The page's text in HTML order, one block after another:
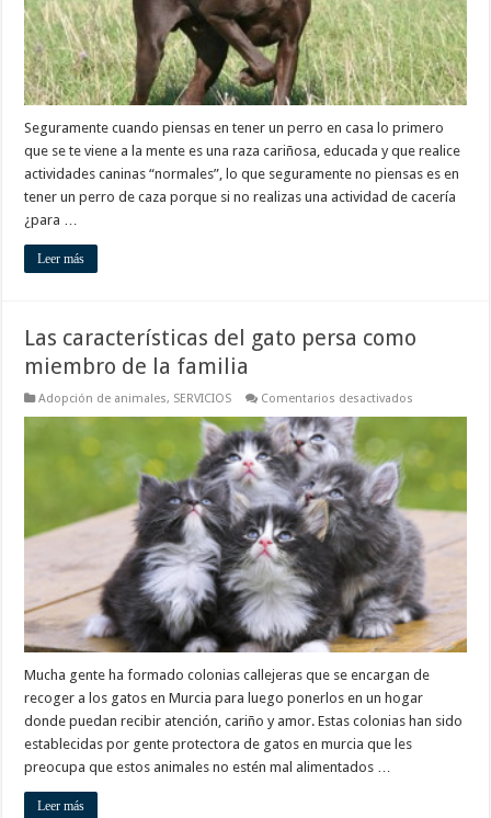
niños
Seguramente cuando piensas en tener un perro en casa lo primero
que se te viene a la mente es una raza cariñosa, educada y que realice
actividades caninas “normales”, lo que seguramente no piensas es en
tener un perro de caza porque si no realizas una actividad de cacería
¿para …
Leer más
Las características del gato persa como
miembro de la familia
Adopción de animales, SERVICIOS Comentarios desactivados
gato
persa
de
la
familia
Mucha gente ha formado colonias callejeras que se encargan de
recoger a los gatos en Murcia para luego ponerlos en un hogar
donde puedan recibir atención, cariño y amor. Estas colonias han sido
establecidas por gente protectora de gatos en murcia que les
preocupa que estos animales no estén mal alimentados …
Leer más